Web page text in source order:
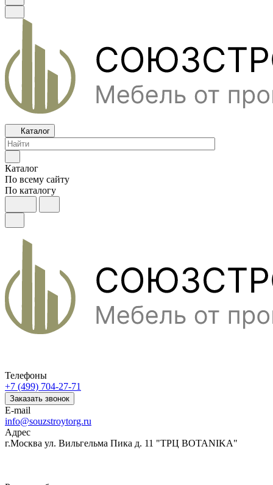
Каталог
Каталог
По всему сайту
По каталогу
Телефоны
+7 (499) 704-27-71
Заказать звонок
E-mail
info@souzstroytorg.ru
Адрес
г.Москва ул. Вильгельма Пика д. 11 "ТРЦ BOTANIKA"